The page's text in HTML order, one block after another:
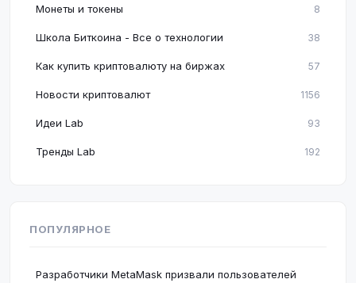
Монеты и токены 8
Школа Биткоина - Все о технологии 38
Как купить криптовалюту на биржах 57
Новости криптовалют 1156
Идеи Lab 93
Тренды Lab 192
ПОПУЛЯРНОЕ
Разработчики MetaMask призвали пользователей